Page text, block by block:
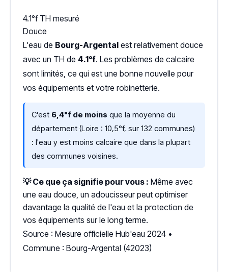
4.1°f TH mesuré
Douce
L'eau de Bourg-Argental est relativement douce
avec un TH de 4.1°f. Les problèmes de calcaire
sont limités, ce qui est une bonne nouvelle pour
vos équipements et votre robinetterie.
C'est 6,4°f de moins que la moyenne du
département (Loire : 10,5°f, sur 132 communes)
: l'eau y est moins calcaire que dans la plupart
des communes voisines.
💡 Ce que ça signifie pour vous : Même avec
une eau douce, un adoucisseur peut optimiser
davantage la qualité de l'eau et la protection de
vos équipements sur le long terme.
Source : Mesure officielle Hub'eau 2024 •
Commune : Bourg-Argental (42023)